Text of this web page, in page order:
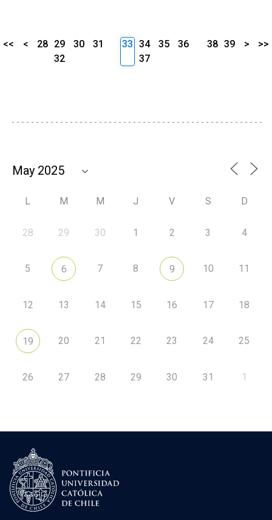
<< < 28 29 30
31
32
33 34 35
36
37
38 39 > >>
L M M J V S D
28 29 30 1 2 3 4
5 6 7 8 9 10 11
12 13 14 15 16 17 18
19 20 21 22 23 24 25
26 27 28 29 30 31 1